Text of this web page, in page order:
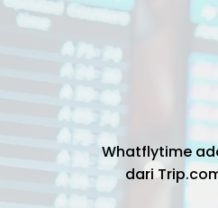
Whatflytime
dari